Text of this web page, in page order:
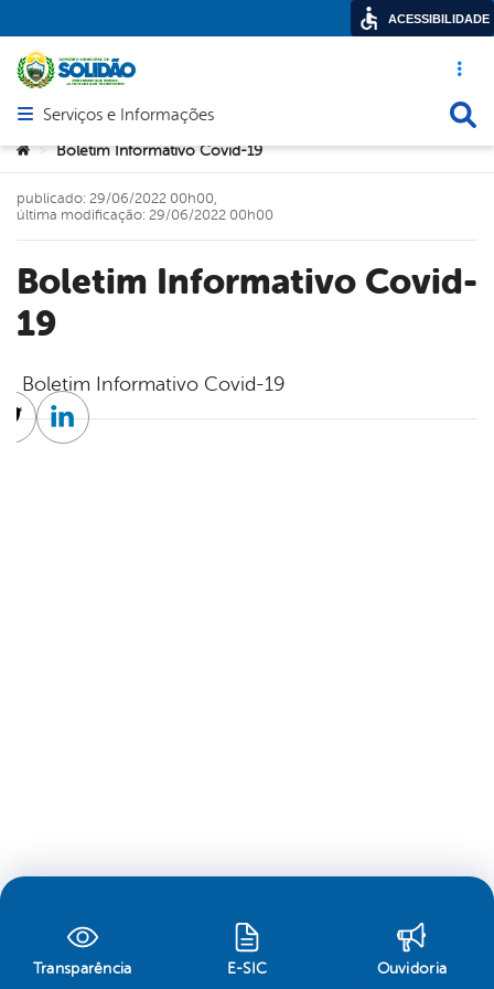
Acesso
Abrir menu principal de navegação
Serviços e Informações
Você está aqui:
> Boletim Informativo Covid-19
Boletim Informativo Covid-
19
publicado: 29/06/2022 00h00,
última modificação: 29/06/2022 00h00
Boletim Informativo Covid-19
TwitterLinkedin
Transparência E-SIC Ouvidoria
ACESSIBILIDADE